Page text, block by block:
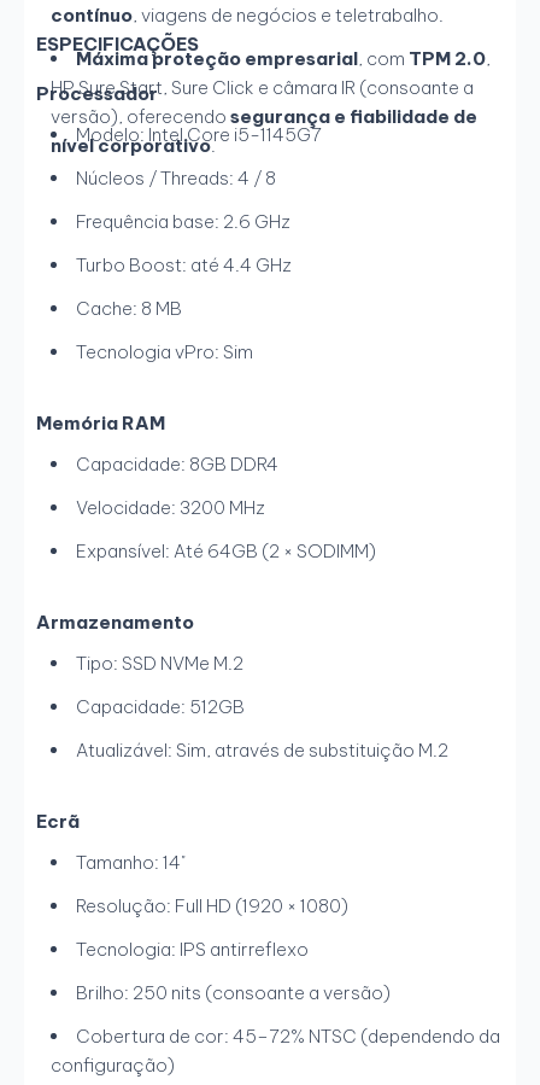
contínuo, viagens de negócios e teletrabalho.
Máxima proteção empresarial, com TPM 2.0,
HP Sure Start, Sure Click e câmara IR (consoante a
versão), oferecendo segurança e fiabilidade de
nível corporativo.
ESPECIFICAÇÕES
Processador
Modelo: Intel Core i5-1145G7
Núcleos / Threads: 4 / 8
Frequência base: 2.6 GHz
Turbo Boost: até 4.4 GHz
Cache: 8 MB
Tecnologia vPro: Sim
Memória RAM
Capacidade: 8GB DDR4
Velocidade: 3200 MHz
Expansível: Até 64GB (2 × SODIMM)
Armazenamento
Tipo: SSD NVMe M.2
Capacidade: 512GB
Atualizável: Sim, através de substituição M.2
Ecrã
Tamanho: 14"
Resolução: Full HD (1920 × 1080)
Tecnologia: IPS antirreflexo
Brilho: 250 nits (consoante a versão)
Cobertura de cor: 45–72% NTSC (dependendo da
configuração)